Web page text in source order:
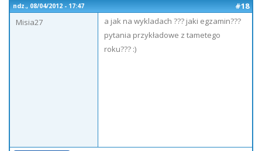
ndz., 08/04/2012 - 17:47
#18
Misia27
a jak na wykladach ??? jaki egzamin???
pytania przykładowe z tametego
roku??? :)